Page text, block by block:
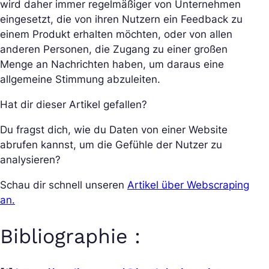
wird daher immer regelmäßiger von Unternehmen
eingesetzt, die von ihren Nutzern ein Feedback zu
einem Produkt erhalten möchten, oder von allen
anderen Personen, die Zugang zu einer großen
Menge an Nachrichten haben, um daraus eine
allgemeine Stimmung abzuleiten.
Hat dir dieser Artikel gefallen?
Du fragst dich, wie du Daten von einer Website
abrufen kannst, um die Gefühle der Nutzer zu
analysieren?
Schau dir schnell unseren Artikel über Webscraping
an.
Bibliographie :